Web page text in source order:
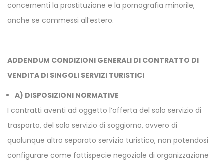
concernenti la prostituzione e la pornografia minorile,
anche se commessi all’estero.
ADDENDUM CONDIZIONI GENERALI DI CONTRATTO DI
VENDITA DI SINGOLI SERVIZI TURISTICI
A) DISPOSIZIONI NORMATIVE
I contratti aventi ad oggetto l’offerta del solo servizio di
trasporto, del solo servizio di soggiorno, ovvero di
qualunque altro separato servizio turistico, non potendosi
configurare come fattispecie negoziale di organizzazione